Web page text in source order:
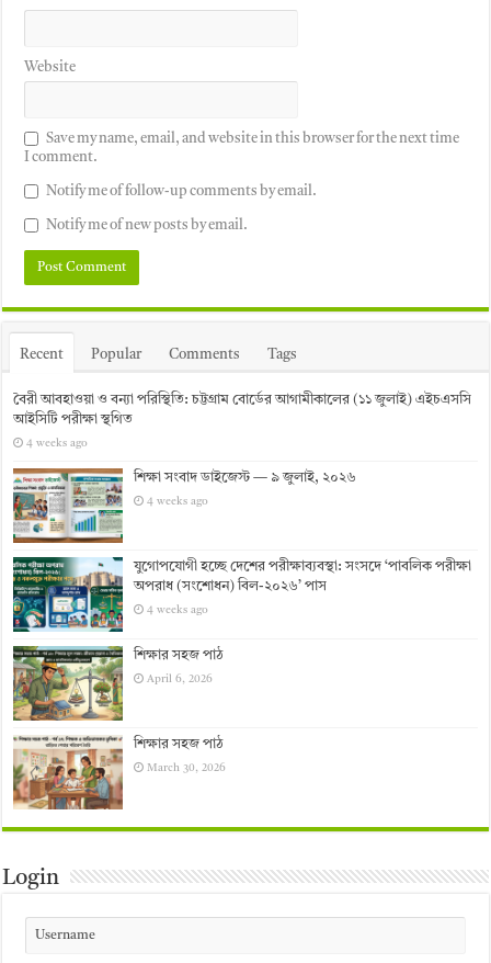
Website
Save my name, email, and website in this browser for the next time
I comment.
Notify me of follow-up comments by email.
Notify me of new posts by email.
Recent Popular Comments Tags
বৈরী আবহাওয়া ও বন্যা পরিস্থিতি: চট্টগ্রাম বোর্ডের আগামীকালের (১১ জুলাই) এইচএসসি
আইসিটি পরীক্ষা স্থগিত
4 weeks ago
শিক্ষা সংবাদ ডাইজেস্ট — ৯ জুলাই, ২০২৬
4 weeks ago
যুগোপযোগী হচ্ছে দেশের পরীক্ষাব্যবস্থা: সংসদে ‘পাবলিক পরীক্ষা
অপরাধ (সংশোধন) বিল-২০২৬’ পাস
4 weeks ago
শিক্ষার সহজ পাঠ
April 6, 2026
শিক্ষার সহজ পাঠ
March 30, 2026
Login